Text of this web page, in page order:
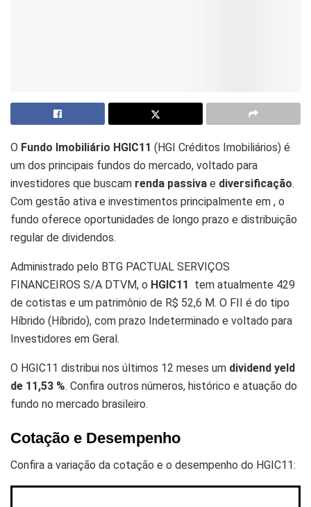
O Fundo Imobiliário HGIC11 (HGI Créditos Imobiliários) é
um dos principais fundos do mercado, voltado para
investidores que buscam renda passiva e diversificação.
Com gestão ativa e investimentos principalmente em , o
fundo oferece oportunidades de longo prazo e distribuição
regular de dividendos.
Administrado pelo BTG PACTUAL SERVIÇOS
FINANCEIROS S/A DTVM, o HGIC11 tem atualmente 429
de cotistas e um patrimônio de R$ 52,6 M. O FII é do tipo
Híbrido (Híbrido), com prazo Indeterminado e voltado para
Investidores em Geral.
O HGIC11 distribui nos últimos 12 meses um dividend yeld
de 11,53 %. Confira outros números, histórico e atuação do
fundo no mercado brasileiro.
Cotação e Desempenho
Confira a variação da cotação e o desempenho do HGIC11: